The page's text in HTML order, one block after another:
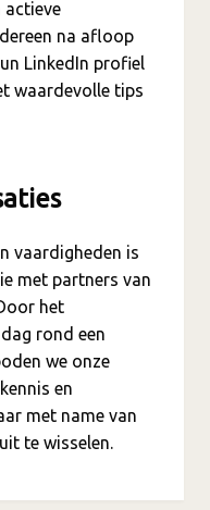
actieve
na afloop
LinkedIn profiel
waardevolle tips
vaardigheden is
met partners van
het
rond een
we onze
en
met name van
te wisselen.